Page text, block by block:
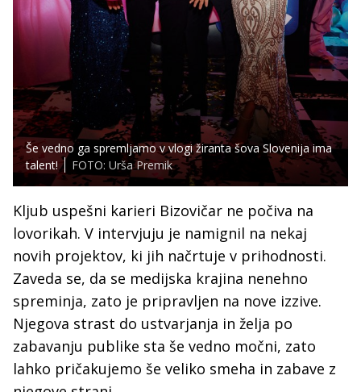
Še vedno ga spremljamo v vlogi žiranta šova Slovenija ima
talent!
FOTO: Urša Premik
Kljub uspešni karieri Bizovičar ne počiva na
lovorikah. V intervjuju je namignil na nekaj
novih projektov, ki jih načrtuje v prihodnosti.
Zaveda se, da se medijska krajina nenehno
spreminja, zato je pripravljen na nove izzive.
Njegova strast do ustvarjanja in želja po
zabavanju publike sta še vedno močni, zato
lahko pričakujemo še veliko smeha in zabave z